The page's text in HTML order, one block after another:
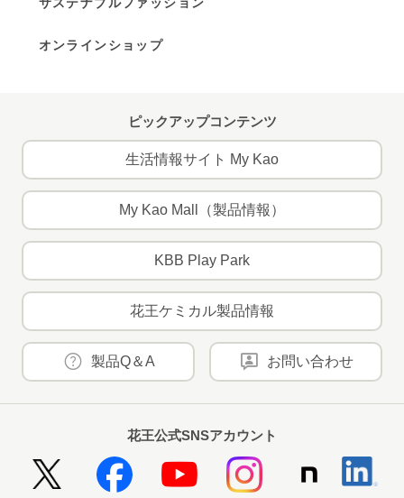
サステナブルファッション
オンラインショップ
ピックアップコンテンツ
生活情報サイト My Kao
My Kao Mall（製品情報）
KBB Play Park
花王ケミカル製品情報
製品Q＆A お問い合わせ
花王公式SNSアカウント